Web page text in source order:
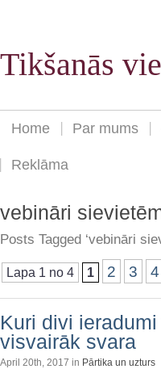
Tikšanās
Home Par mums
Reklāma
vebināri
Posts Tagged ‘vebināri
Lapa 1 no 4 1 2 3 4
Kuri divi
visvairāk svara
April 20th, 2017 in Pārtika un uzturs